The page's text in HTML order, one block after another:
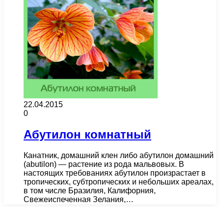
22.04.2015
0
Абутилон комнатный
Канатник, домашний клен либо абутилон домашний
(abutilon) — растение из рода мальвовых. В
настоящих требованиях абутилон произрастает в
тропических, субтропических и небольших ареалах,
в том числе Бразилия, Калифорния,
Свежеиспеченная Зелания,…